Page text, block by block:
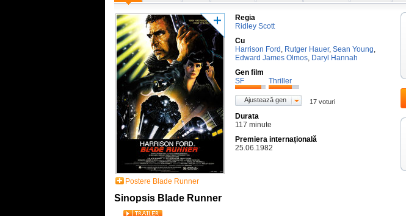
Postere Blade Runner
Regia
Ridley Scott
Cu
Harrison Ford , Rutger Hauer, Sean Young,
Edward James Olmos, Daryl Hannah
Gen film
SF
Thriller
Ajustează gen 17 voturi
Durata
117 minute
Premiera internațională
25.06.1982
Sinopsis Blade Runner